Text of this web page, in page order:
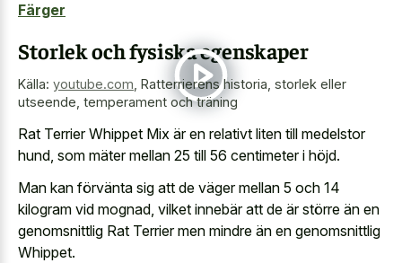
Färger
Storlek och fysiska egenskaper
Källa: youtube.com Ratterrierens historia, storlek eller
utseende, temperament och träning
Rat Terrier Whippet Mix är en relativt liten till medelstor
hund, som mäter mellan 25 till 56 centimeter i höjd.
Man kan förvänta sig att de väger mellan 5 och 14
kilogram vid mognad, vilket innebär att de är större än en
genomsnittlig Rat Terrier men mindre än en genomsnittlig
Whippet.